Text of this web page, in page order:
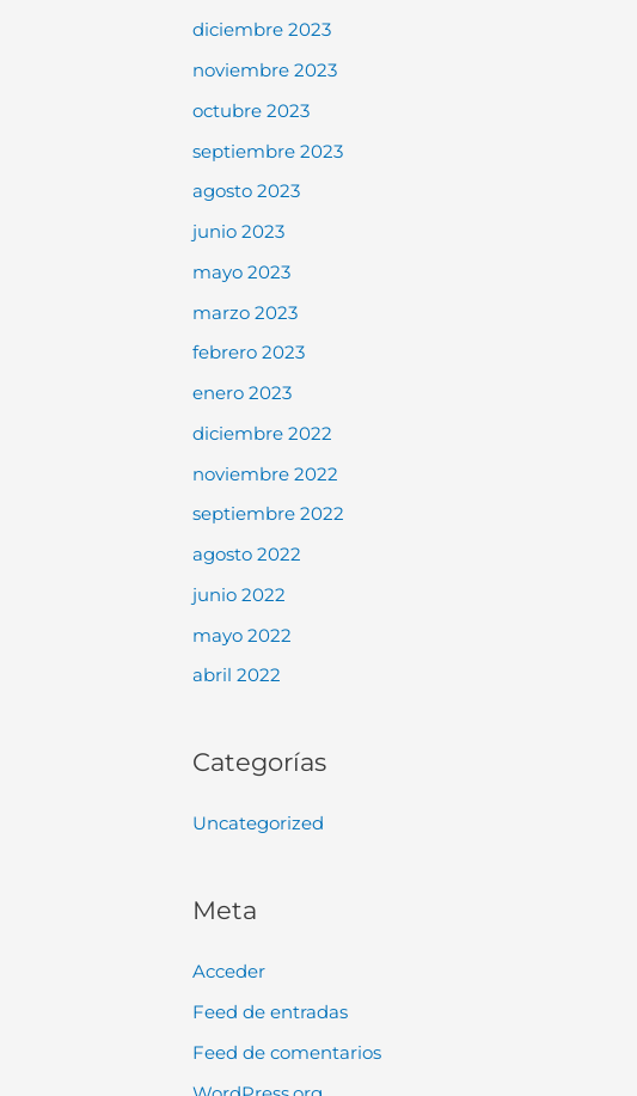
diciembre 2023
noviembre 2023
octubre 2023
septiembre 2023
agosto 2023
junio 2023
mayo 2023
marzo 2023
febrero 2023
enero 2023
diciembre 2022
noviembre 2022
septiembre 2022
agosto 2022
junio 2022
mayo 2022
abril 2022
Categorías
Uncategorized
Meta
Acceder
Feed de entradas
Feed de comentarios